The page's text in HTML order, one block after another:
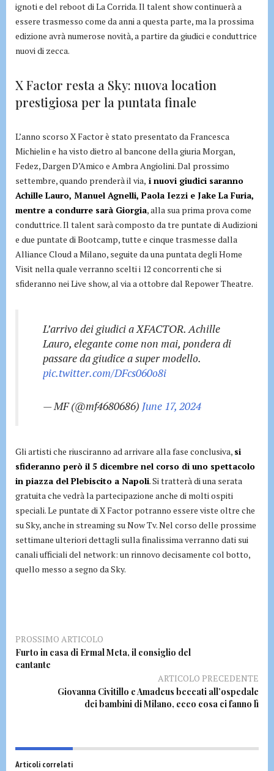
ignoti e del reboot di La Corrida. Il talent show continuerà a
essere trasmesso come da anni a questa parte, ma la prossima
edizione avrà numerose novità, a partire da giudici e conduttrice
nuovi di zecca.
X Factor resta a Sky: nuova location
prestigiosa per la puntata finale
L’anno scorso X Factor è stato presentato da Francesca
Michielin e ha visto dietro al bancone della giuria Morgan,
Fedez, Dargen D’Amico e Ambra Angiolini. Dal prossimo
settembre, quando prenderà il via, i nuovi giudici saranno
Achille Lauro, Manuel Agnelli, Paola Iezzi e Jake La Furia,
mentre a condurre sarà Giorgia, alla sua prima prova come
conduttrice. Il talent sarà composto da tre puntate di Audizioni
e due puntate di Bootcamp, tutte e cinque trasmesse dalla
Alliance Cloud a Milano, seguite da una puntata degli Home
Visit nella quale verranno scelti i 12 concorrenti che si
sfideranno nei Live show, al via a ottobre dal Repower Theatre.
L’arrivo dei giudici a XFACTOR. Achille
Lauro, elegante come non mai, pondera di
passare da giudice a super modello.
pic.twitter.com/DFcs060o8i
— MF (@mf4680686) June 17, 2024
Gli artisti che riusciranno ad arrivare alla fase conclusiva, si
sfideranno però il 5 dicembre nel corso di uno spettacolo
in piazza del Plebiscito a Napoli. Si tratterà di una serata
gratuita che vedrà la partecipazione anche di molti ospiti
speciali. Le puntate di X Factor potranno essere viste oltre che
su Sky, anche in streaming su Now Tv. Nel corso delle prossime
settimane ulteriori dettagli sulla finalissima verranno dati sui
canali ufficiali del network: un rinnovo decisamente col botto,
quello messo a segno da Sky.
PROSSIMO ARTICOLO
Furto in casa di Ermal Meta, il consiglio del
cantante
ARTICOLO PRECEDENTE
Giovanna Civitillo e Amadeus beccati all’ospedale
dei bambini di Milano, ecco cosa ci fanno lì
Articoli correlati